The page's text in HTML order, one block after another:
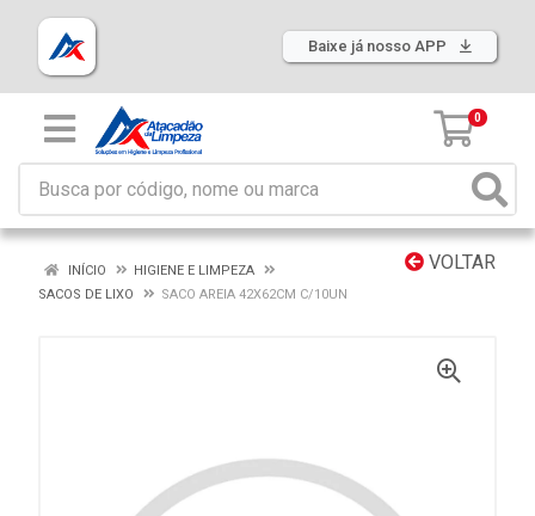
Baixe já nosso APP
0
VOLTAR
INÍCIO
HIGIENE E LIMPEZA
SACOS DE LIXO
SACO AREIA 42X62CM C/10UN